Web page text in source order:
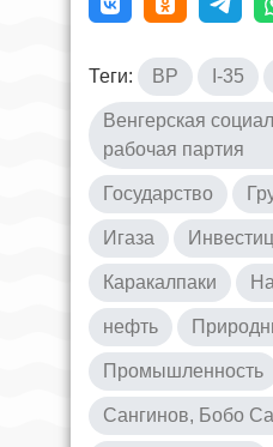
Теги: BP I-35
Венгерская
рабочая партия
Государство
Игаза
Каракалпаки
нефть
Промышленность
Сангинов, Бобо